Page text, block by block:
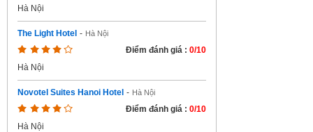
Hà Nội
The Light Hotel - Hà Nội
Điểm đánh giá : 0/10
Hà Nội
Novotel Suites Hanoi Hotel - Hà Nội
Điểm đánh giá : 0/10
Hà Nội